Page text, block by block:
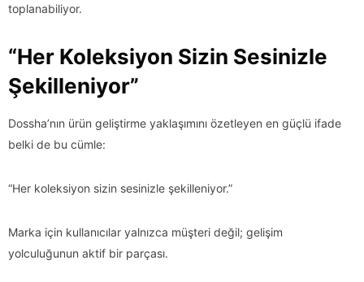
toplanabiliyor.
“Her Koleksiyon Sizin Sesinizle
Şekilleniyor”
Dossha’nın ürün geliştirme yaklaşımını özetleyen en güçlü ifade
belki de bu cümle:
“Her koleksiyon sizin sesinizle şekilleniyor.”
Marka için kullanıcılar yalnızca müşteri değil; gelişim
yolculuğunun aktif bir parçası.